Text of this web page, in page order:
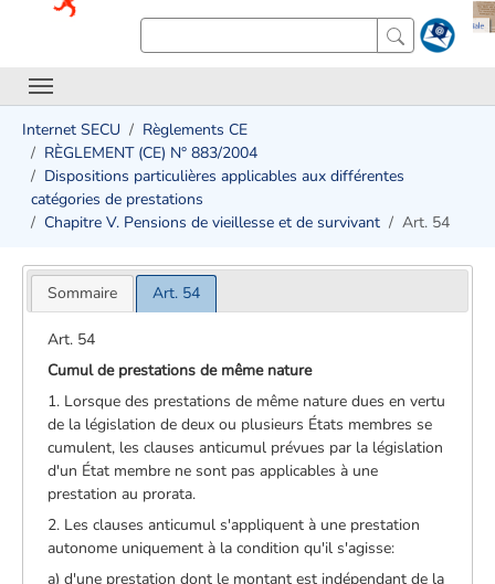
Internet SECU
Règlements CE
RÈGLEMENT (CE) N° 883/2004
Dispositions particulières applicables aux différentes
catégories de prestations
Chapitre V. Pensions de vieillesse et de survivant
Art. 54
Sommaire Art. 54
Art. 54
Cumul de prestations de même nature
1. Lorsque des prestations de même nature dues en vertu
de la législation de deux ou plusieurs États membres se
cumulent, les clauses anticumul prévues par la législation
d'un État membre ne sont pas applicables à une
prestation au prorata.
2. Les clauses anticumul s'appliquent à une prestation
autonome uniquement à la condition qu'il s'agisse:
a) d'une prestation dont le montant est indépendant de la